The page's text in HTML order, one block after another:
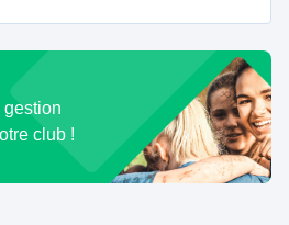
club !